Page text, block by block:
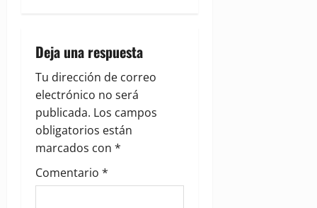
v
i
g
a
t
i
Deja una respuesta
Tu dirección de correo
electrónico no será
publicada. Los campos
obligatorios están
marcados con *
Comentario *